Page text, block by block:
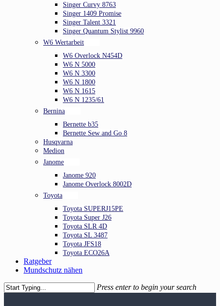
Singer Curvy 8763
Singer 1409 Promise
Singer Talent 3321
Singer Quantum Stylist 9960
W6 Wertarbeit
W6 Overlock N454D
W6 N 5000
W6 N 3300
W6 N 1800
W6 N 1615
W6 N 1235/61
Bernina
Bernette b35
Bernette Sew and Go 8
Husqvarna
Medion
Janome
Janome 920
Janome Overlock 8002D
Toyota
Toyota SUPERJ15PE
Toyota Super J26
Toyota SLR 4D
Toyota SL 3487
Toyota JFS18
Toyota ECO26A
Ratgeber
Mundschutz nähen
Press enter to begin your search